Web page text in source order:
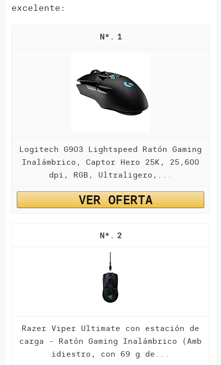
excelente:
1
Logitech G903 Lightspeed Ratón Gaming
Inalámbrico, Captor Hero 25K, 25,600
dpi, RGB, Ultraligero,...
VER OFERTA
2
Razer Viper Ultimate con estación de
carga - Ratón Gaming Inalámbrico (Amb
idiestro, con 69 g de...